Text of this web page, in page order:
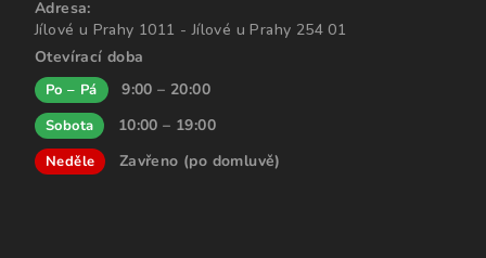
Adresa:
Jílové u Prahy 1011 - Jílové u Prahy 254 01
Otevírací doba
Po – Pá 9:00 – 20:00
Sobota 10:00 – 19:00
Neděle Zavřeno (po domluvě)